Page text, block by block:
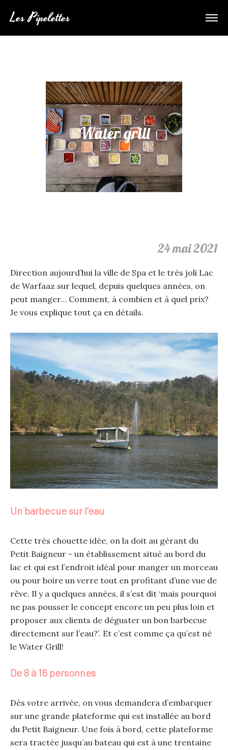
Les Pipelettes
Water grill
24 mai 2021
Direction aujourd’hui la ville de Spa et le très joli Lac
de Warfaaz sur lequel, depuis quelques années, on
peut manger… Comment, à combien et à quel prix?
Je vous explique tout ça en détails.
Un barbecue sur l’eau
Cette très chouette idée, on la doit au gérant du
Petit Baigneur - un établissement situé au bord du
lac et qui est l’endroit idéal pour manger un morceau
ou pour boire un verre tout en profitant d’une vue de
rêve. Il y a quelques années, il s’est dit ‘mais pourquoi
ne pas pousser le concept encore un peu plus loin et
proposer aux clients de déguster un bon barbecue
directement sur l’eau?’. Et c’est comme ça qu’est né
le Water Grill!
De 8 à 16 personnes
Dès votre arrivée, on vous demandera d’embarquer
sur une grande plateforme qui est installée au bord
du Petit Baigneur. Une fois à bord, cette plateforme
sera tractée jusqu’au bateau qui est à une trentaine